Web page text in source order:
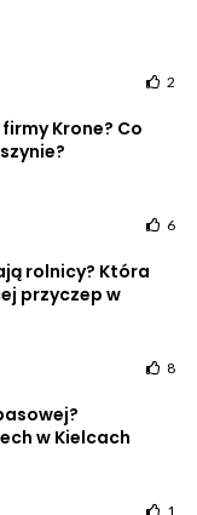
2
Krone? Co
6
rolnicy? Która
przyczep w
8
w Kielcach
1